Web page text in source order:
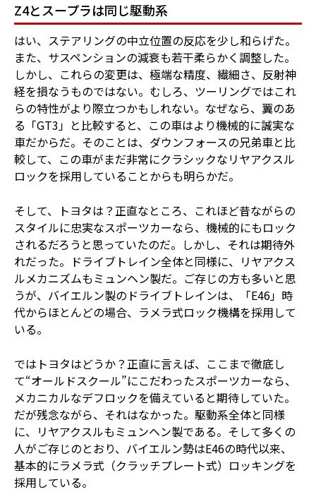
Z4とスープラは同じ駆動系
はい、ステアリングの中立位置の反応を少し和らげた。
また、サスペンションの減衰も若干柔らかく調整した。
しかし、これらの変更は、極端な精度、繊細さ、反射神
経を損なうものではない。むしろ、ツーリングではこれ
らの特性がより際立つかもしれない。なぜなら、翼のあ
る「GT3」と比較すると、この車はより機械的に誠実な
車だからだ。そのことは、ダウンフォースの兄弟車と比
較して、この車がまだ非常にクラシックなリヤアクスル
ロックを採用していることからも明らかだ。
そして、トヨタは？正直なところ、これほど昔ながらの
スタイルに忠実なスポーツカーなら、機械的にもロック
されるだろうと思っていたのだ。しかし、それは期待外
れだった。ドライブトレイン全体と同様に、リヤアクス
ルメカニズムもミュンヘン製だ。ご存じの方も多いと思
うが、バイエルン製のドライブトレインは、「E46」時
代からほとんどの場合、ラメラ式ロック機構を採用して
いる。
ではトヨタはどうか？正直に言えば、ここまで徹底し
て“オールドスクール”にこだわったスポーツカーなら、
メカニカルなデフロックを備えていると期待していた。
だが残念ながら、それはなかった。駆動系全体と同様
に、リヤアクスルもミュンヘン製である。そして多くの
人がご存じのとおり、バイエルン勢はE46の時代以来、
基本的にラメラ式（クラッチプレート式）ロッキングを
採用している。